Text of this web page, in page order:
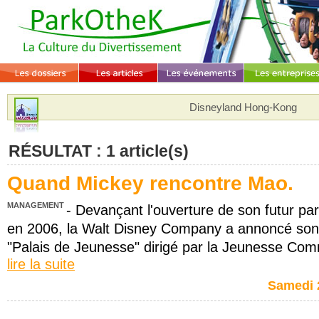
Disneyland Hong-Kong
RÉSULTAT : 1 article(s)
Quand Mickey rencontre Mao.
MANAGEMENT - Devançant l'ouverture de son futur
en 2006, la Walt Disney Company a annoncé
"Palais de Jeunesse" dirigé par la Jeunesse
lire la suite
Samedi